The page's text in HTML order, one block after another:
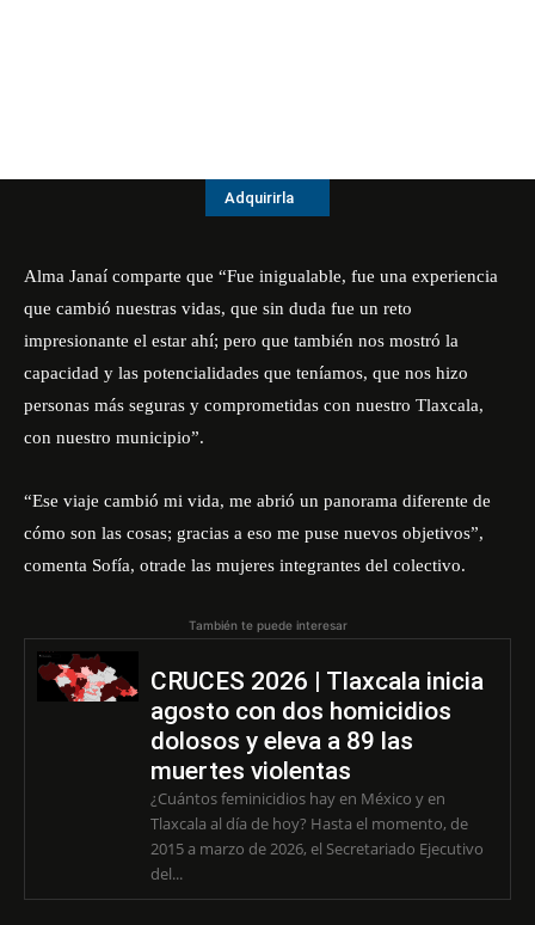
Adquirirla
Alma Janaí comparte que “Fue inigualable, fue una experiencia
que cambió nuestras vidas, que sin duda fue un reto
impresionante el estar ahí; pero que también nos mostró la
capacidad y las potencialidades que teníamos, que nos hizo
personas más seguras y comprometidas con nuestro Tlaxcala,
con nuestro municipio”.
“Ese viaje cambió mi vida, me abrió un panorama diferente de
cómo son las cosas; gracias a eso me puse nuevos objetivos”,
comenta Sofía, otrade las mujeres integrantes del colectivo.
También te puede interesar
CRUCES 2026 | Tlaxcala inicia
agosto con dos homicidios
dolosos y eleva a 89 las
muertes violentas
¿Cuántos feminicidios hay en México y en
Tlaxcala al día de hoy? Hasta el momento, de
2015 a marzo de 2026, el Secretariado Ejecutivo
del...